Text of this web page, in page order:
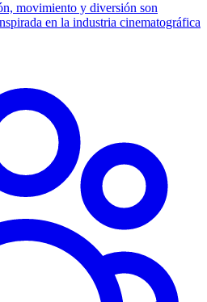
movimiento y diversión son
en la industria cinematográfica